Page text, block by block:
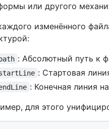
или другого
изменённого
: Абсолютный путь к
: Стартовая
: Конечная линия
для этого